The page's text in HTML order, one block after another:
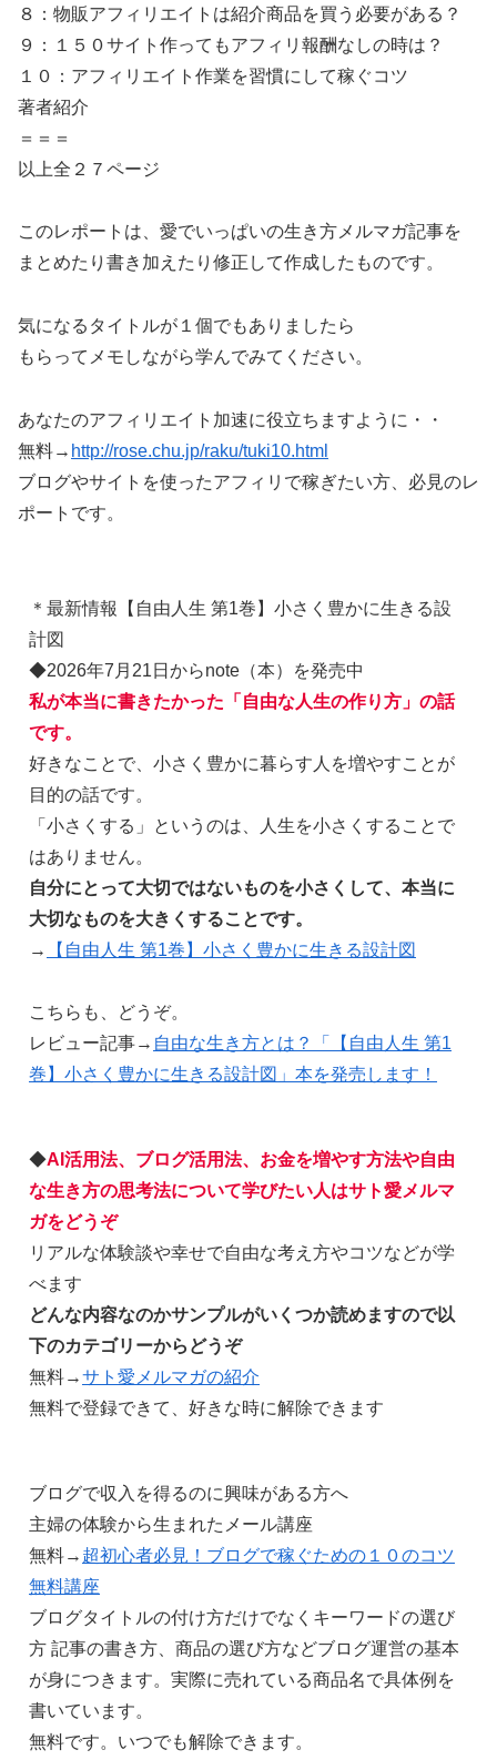
８：物販アフィリエイトは紹介商品を買う必要がある？
９：１５０サイト作ってもアフィリ報酬なしの時は？
１０：アフィリエイト作業を習慣にして稼ぐコツ
著者紹介
＝＝＝
以上全２７ページ
このレポートは、愛でいっぱいの生き方メルマガ記事を
まとめたり書き加えたり修正して作成したものです。
気になるタイトルが１個でもありましたら
もらってメモしながら学んでみてください。
あなたのアフィリエイト加速に役立ちますように・・
無料→ http://rose.chu.jp/raku/tuki10.html
ブログやサイトを使ったアフィリで稼ぎたい方、必見のレ
ポートです。
＊最新情報【自由人生 第1巻】小さく豊かに生きる設
計図
◆2026年7月21日からnote（本）を発売中
私が本当に書きたかった「自由な人生の作り方」の話
です。
好きなことで、小さく豊かに暮らす人を増やすことが
目的の話です。
「小さくする」というのは、人生を小さくすることで
はありません。
自分にとって大切ではないものを小さくして、本当に
大切なものを大きくすることです。
→
【自由人生 第1巻】小さく豊かに生きる設計図
こちらも、どうぞ。
レビュー記事→ 自由な生き方とは？「【自由人生 第1
巻】小さく豊かに生きる設計図」本を発売します！
◆AI活用法、ブログ活用法、お金を増やす方法や自由
な生き方の思考法について学びたい人はサト愛メルマ
ガをどうぞ
リアルな体験談や幸せで自由な考え方やコツなどが学
べます
どんな内容なのかサンプルがいくつか読めますので以
下のカテゴリーからどうぞ
無料→サト愛メルマガの紹介
無料で登録できて、好きな時に解除できます
ブログで収入を得るのに興味がある方へ
主婦の体験から生まれたメール講座
無料→ 超初心者必見！ブログで稼ぐための１０のコツ
無料講座
ブログタイトルの付け方だけでなくキーワードの選び
方 記事の書き方、商品の選び方などブログ運営の基本
が身につきます。実際に売れている商品名で具体例を
書いています。
無料です。いつでも解除できます。